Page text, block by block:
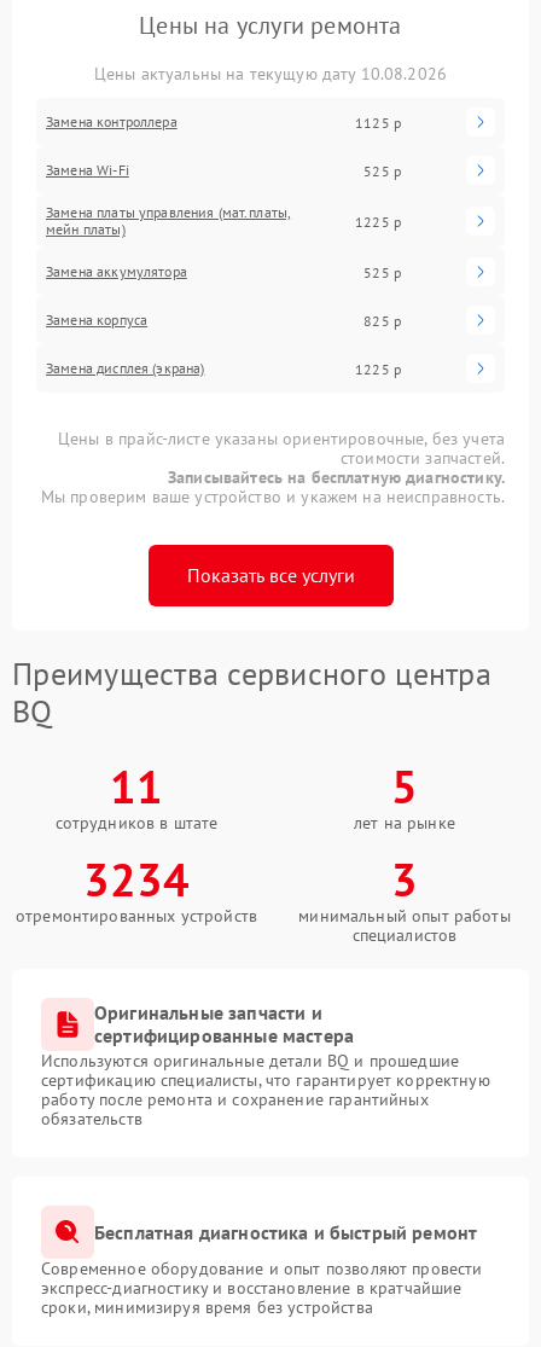
Цены на услуги ремонта
Цены актуальны на текущую дату 10.08.2026
Замена контроллера 1125 р
Замена Wi-Fi 525 р
Замена платы управления (мат.платы,
мейн платы)
1225 р
Замена аккумулятора 525 р
Замена корпуса 825 р
Замена дисплея (экрана) 1225 р
Цены в прайс-листе указаны ориентировочные, без учета
стоимости запчастей.
Записывайтесь на бесплатную диагностику.
Мы проверим ваше устройство и укажем на неисправность.
Показать все услуги
Преимущества сервисного центра
BQ
11
сотрудников в штате
5
лет на рынке
3234
отремонтированных устройств
3
минимальный опыт работы
специалистов
Оригинальные запчасти и
сертифицированные мастера
Используются оригинальные детали BQ и прошедшие
сертификацию специалисты, что гарантирует корректную
работу после ремонта и сохранение гарантийных
обязательств
Бесплатная диагностика и быстрый ремонт
Современное оборудование и опыт позволяют провести
экспресс-диагностику и восстановление в кратчайшие
сроки, минимизируя время без устройства